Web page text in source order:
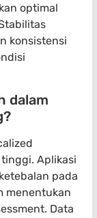
optimal
konsistensi
dalam
Aplikasi
pada
menentukan
Data